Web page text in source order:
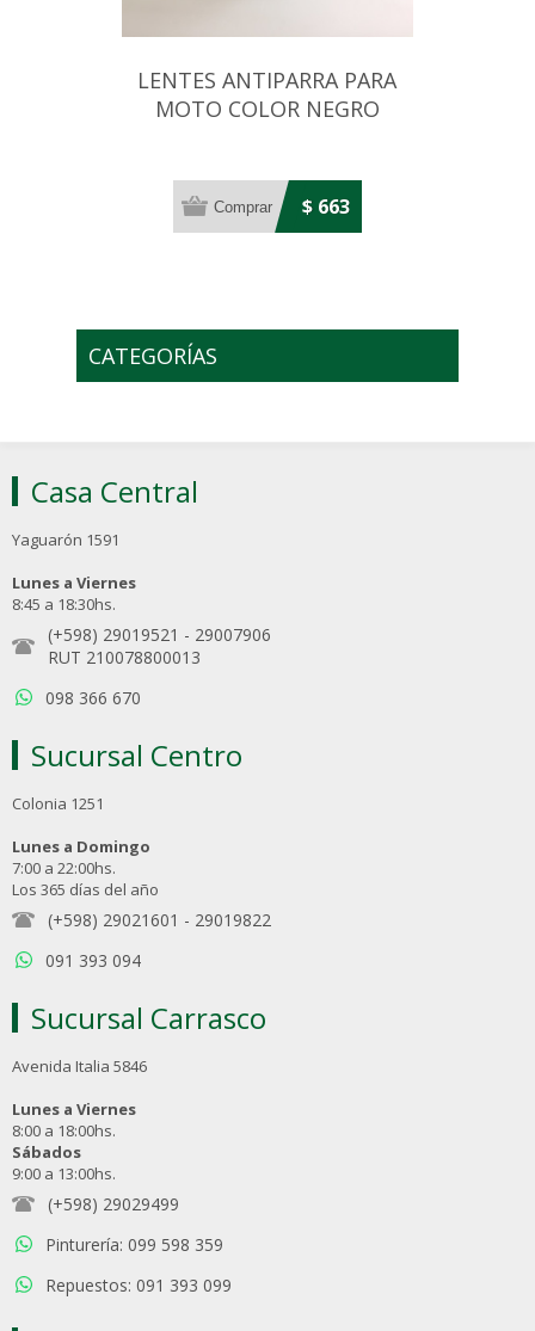
LENTES ANTIPARRA PARA
MOTO COLOR NEGRO
$ 663
CATEGORÍAS
Casa Central
Yaguarón 1591
Lunes a Viernes
8:45 a 18:30hs.
(+598) 29019521 - 29007906
RUT 210078800013
098 366 670
Sucursal Centro
Colonia 1251
Lunes a Domingo
7:00 a 22:00hs.
Los 365 días del año
(+598) 29021601 - 29019822
091 393 094
Sucursal Carrasco
Avenida Italia 5846
Lunes a Viernes
8:00 a 18:00hs.
Sábados
9:00 a 13:00hs.
(+598) 29029499
Pinturería: 099 598 359
Repuestos: 091 393 099